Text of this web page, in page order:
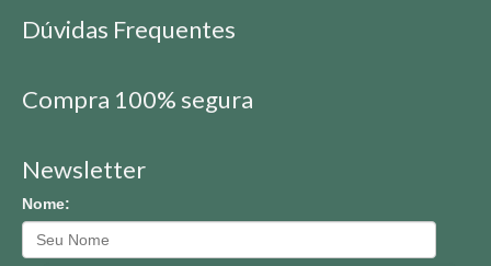
Dúvidas Frequentes
Compra 100% segura
Newsletter
Nome: